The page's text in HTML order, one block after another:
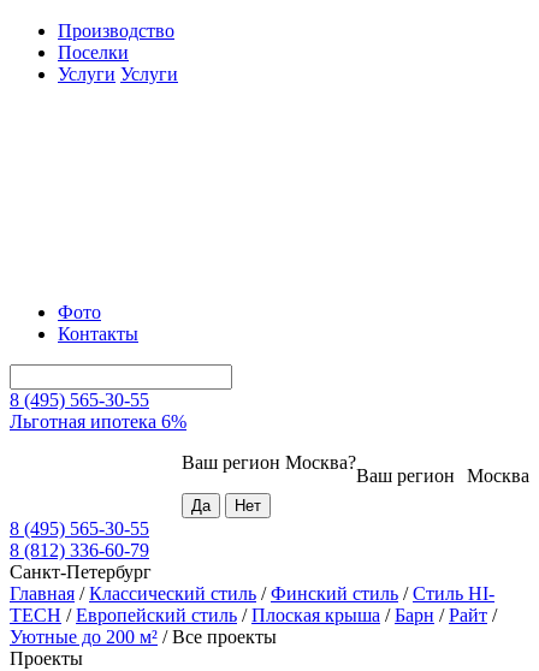
Производство
Поселки
Услуги Услуги
Фото
Контакты
8 (495) 565-30-55
Льготная ипотека 6%
Москва
Ваш регион
Ваш регион Москва?
8 (495) 565-30-55
8 (812) 336-60-79
Санкт-Петербург
Главная /Классический стиль /Финский стиль /Стиль HI-
TECH /Европейский стиль /Плоская крыша /Барн /Райт /
Уютные до 200 м² /Все проекты
Проекты